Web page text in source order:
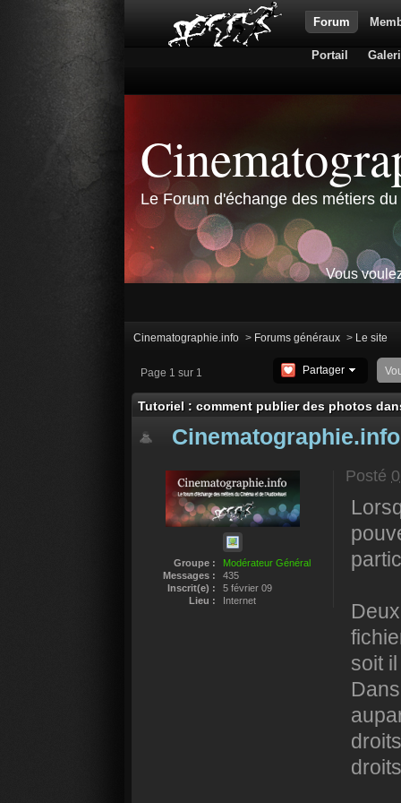
Forum
Portail
Le Forum d'échange des métiers
Vous
Cinematographie.info > Forums généraux > Le site
Page 1 sur 1 Partager
Tutoriel : comment publier des photos
Cinematographie.info
Groupe :
Modérateur Général
Messages :
435
Inscrit(e) :
5 février 09
Lieu :
Internet
Posté
soit